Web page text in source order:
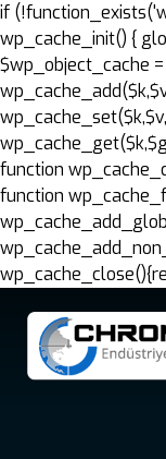
if
wp_cache_init() {
$wp_object_cache
function
function